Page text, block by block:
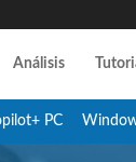
Análisis
PC